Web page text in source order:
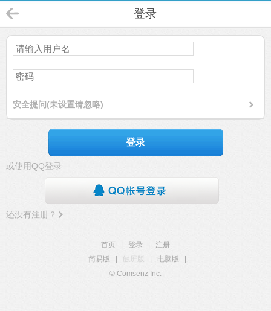
登录
安全提问(未设置请忽略)
登录
或使用QQ登录
还没有注册？
首页 登录
注册
简易版
触屏版 电脑版
© Comsenz Inc.